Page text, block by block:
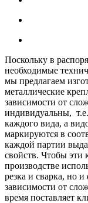
Поскольку в
необходимые
мы предлагаем
металлические
зависимости от
индивидуальны,
каждого вида, а
маркируются в
каждой партии
свойств. Чтобы эти
производстве
резка и сварка, но
зависимости от
время поставляет